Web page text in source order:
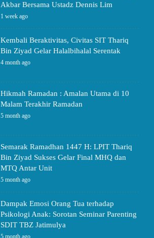
Akbar Bersama Ustadz Dennis Lim
1 week ago
Kembali Beraktivitas, Civitas SIT Thariq
Bin Ziyad Gelar Halalbihalal Serentak
4 month ago
Hikmah Ramadan : Amalan Utama di 10
Malam Terakhir Ramadan
5 month ago
Semarak Ramadhan 1447 H: LPIT Thariq
Bin Ziyad Sukses Gelar Final MHQ dan
MTQ Antar Unit
5 month ago
Dampak Emosi Orang Tua terhadap
Psikologi Anak: Sorotan Seminar Parenting
SDIT TBZ Jatimulya
5 month ago